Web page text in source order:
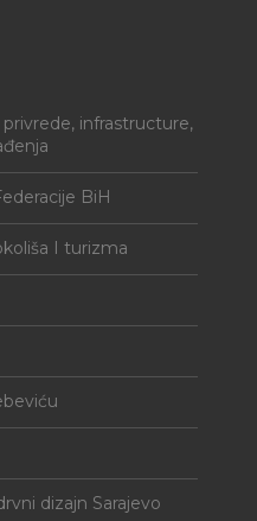
infrastructure,
BiH
I turizma
dizajn Sarajevo